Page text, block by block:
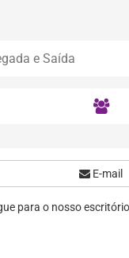
E-mail
para o nosso